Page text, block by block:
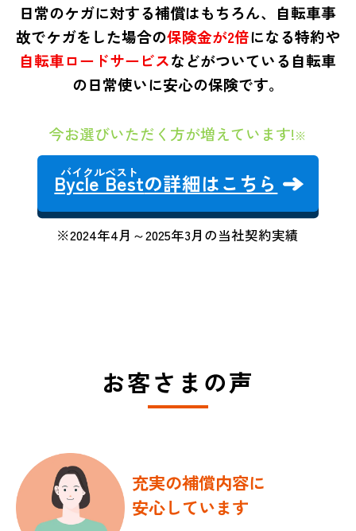
日常のケガに対する補償はもちろん、 自転車事
故でケガをした場合の保険金が2倍になる特約や
自転車ロードサービスなどがついている自転車
の日常使いに安心の保険です。
今お選びいただく方が増えています!※
Bycle Bestの詳細はこちら
※2024年4月～2025年3月の当社契約実績
お客さまの声
充実の補償内容に
安心しています